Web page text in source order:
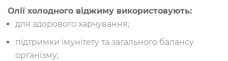
Олії холодного віджиму використовують:
для здорового харчування;
підтримки імунітету та загального балансу
організму;